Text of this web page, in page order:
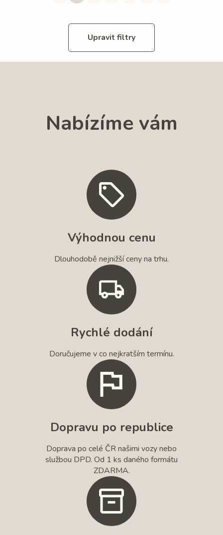
Upravit filtry
Nabízíme vám
Výhodnou cenu
Dlouhodobě nejnižší ceny na trhu.
Rychlé dodání
Doručujeme v co nejkratším termínu.
Dopravu po republice
Doprava po celé ČR našimi vozy nebo
službou DPD. Od 1 ks daného formátu
ZDARMA.